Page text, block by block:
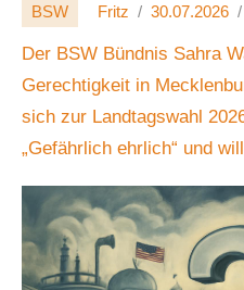
BSW Fritz 30.07.2026
Der BSW Bündnis Sahra
Gerechtigkeit in
sich zur Landtagswahl
„Gefährlich ehrlich“ und